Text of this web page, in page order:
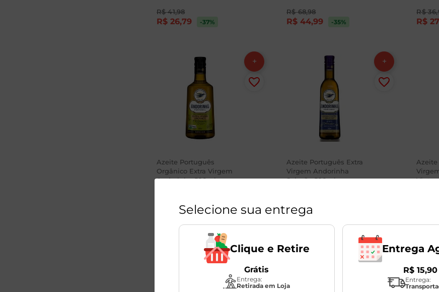
R$ 41,98
R$ 26,79 -37%
R$ 68,98
R$ 44,99 -35%
R$ 36,
R$ 27
Azeite Português
Orgânico Extra Virgem
Andorinha 500ml
44,99
Azeite Português Extra
Virgem Andorinha
Seleção 500ml
46
R$ 32,99 -30 %
Azeite
R$
Selecione sua entrega
Clique e Retire
Grátis
Entrega:
Retirada em Loja
Entrega
R$ 15,90
Entrega: